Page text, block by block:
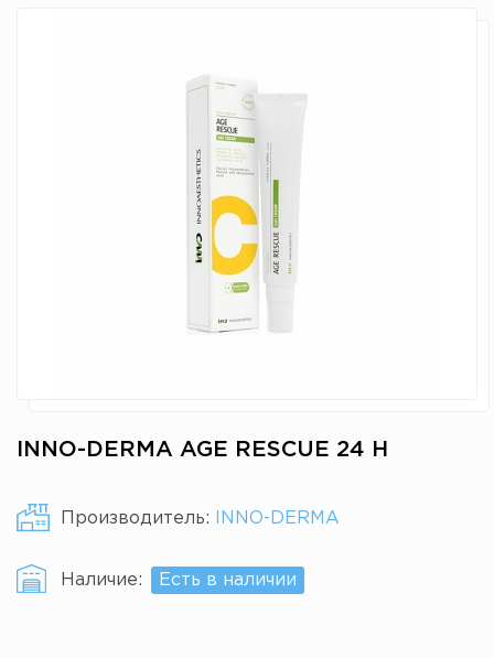
INNO-DERMA AGE RESCUE 24 H
Производитель: INNO-DERMA
Наличие: Есть в наличии